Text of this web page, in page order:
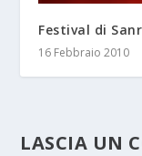
Festival di
16 Febbraio 2010
LASCIA UN